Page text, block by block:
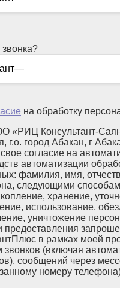
на обработку
«РИЦ Консультант-
г.о. город Абакан, г
согласие на
автоматизации
фамилия, имя,
следующими
хранение,
использование,
уничтожение
предоставления
в рамках моей
звонков (включая
сообщений через
номеру